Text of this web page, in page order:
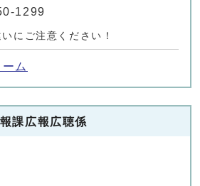
1299
にご注意ください！
ム
課広報広聴係